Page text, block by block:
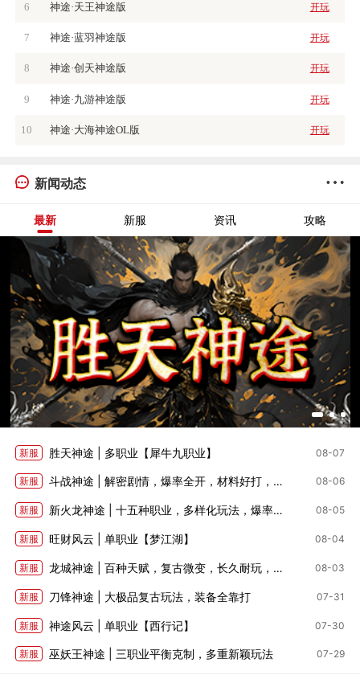
6 神途·天王神途版 开玩
7 神途·蓝羽神途版 开玩
8 神途·创天神途版 开玩
9 神途·九游神途版 开玩
10 神途·大海神途OL版 开玩
新闻动态
最新 新服 资讯 攻略
新服 胜天神途 | 多职业【犀牛九职业】 08-07
新服 斗战神途 | 解密剧情，爆率全开，材料好打，深度养成 08-06
新服 新火龙神途 | 十五种职业，多样化玩法，爆率适中 08-05
新服 旺财风云 | 单职业【梦江湖】 08-04
新服 龙城神途 | 百种天赋，复古微变，长久耐玩，全部靠打 08-03
新服 刀锋神途 | 大极品复古玩法，装备全靠打 07-31
新服 神途风云 | 单职业【西行记】 07-30
新服 巫妖王神途 | 三职业平衡克制，多重新颖玩法 07-29